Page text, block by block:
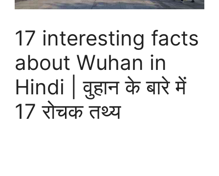
17 interesting facts
about Wuhan in
Hindi | वुहान के बारे में
17 रोचक तथ्य